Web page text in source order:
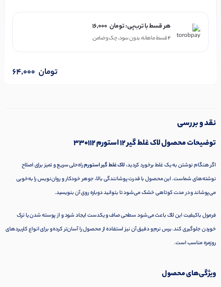
هر قسط با ترب‌پی: 16,000 تومان
۴ قسط ماهانه. بدون سود، چک و ضامن.
64,000 تومان
نقد و بررسی
توضیحات محصول لاک غلط گیر 12 استورم 330112
اگر هنگام نوشتن به یک غلط برخورد کردید،لاک غلط گیر استورمراه‌حلی سریع و تمیز برای اصلاح
نوشته‌های شماست. این محصول با قدرت پوشانندگی بالا، جوهر خودکار و روان‌نویس را به‌خوبی
می‌پوشاند و در مدت کوتاهی خشک می‌شود تا بتوانید دوباره روی آن بنویسید.
فرمول باکیفیت این لاک باعث می‌شود سطحی صاف و یکدست ایجاد شود و از پوسته شدن یا ترک
خوردن جلوگیری کند. برس نرم و دقیق آن نیز استفاده از محصول را آسان‌تر کرده و برای انواع کاربردهای
روزمره مناسب است.
ویژگی‌های محصول